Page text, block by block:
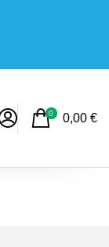
0 0,00 €